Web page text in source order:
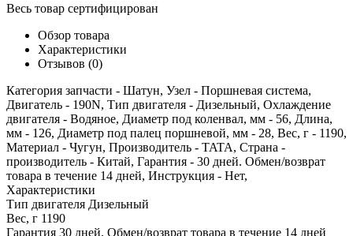
Весь товар сертифицирован
Обзор товара
Характеристики
Отзывов (0)
Категория запчасти - Шатун, Узел - Поршневая система,
Двигатель - 190N, Тип двигателя - Дизельный, Охлаждение
двигателя - Водяное, Диаметр под коленвал, мм - 56, Длина,
мм - 126, Диаметр под палец поршневой, мм - 28, Вес, г - 1190,
Материал - Чугун, Производитель - TATA, Страна -
производитель - Китай, Гарантия - 30 дней. Обмен/возврат
товара в течение 14 дней, Инструкция - Нет,
Характеристики
Тип двигателя Дизельный
Вес, г 1190
Гарантия 30 дней. Обмен/возврат товара в течение 14 дней